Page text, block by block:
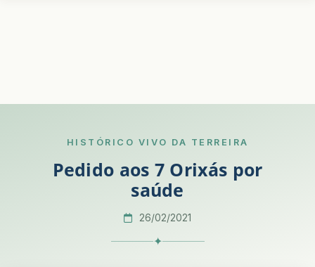
HISTÓRICO VIVO DA TERREIRA
Pedido aos 7 Orixás por
saúde
26/02/2021
✦